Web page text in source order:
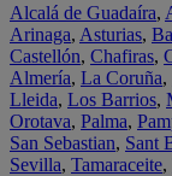
Alcalá de Guadaíra,
Arinaga, Asturias,
Castellón, Chafiras,
Almería, La Coruña,
Lleida, Los Barrios,
Orotava, Palma,
San Sebastian, Sant
Sevilla, Tamaraceite,